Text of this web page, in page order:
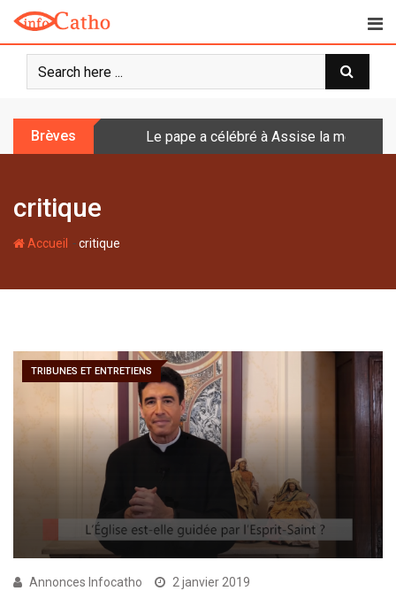
o
Brèves Le pape a célébré à Assise la messe
critique
Accueil -critique
TRIBUNES ET ENTRETIENS
Annonces Infocatho 2 janvier 2019